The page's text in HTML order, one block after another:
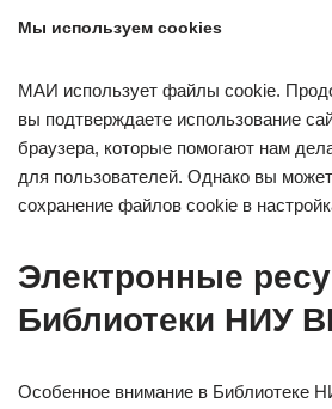
Мы используем cookies
МАИ использует файлы cookie.
вы подтверждаете использование
браузера, которые помогают нам
для пользователей. Однако вы
сохранение файлов cookie в
Электронные
Библиотеки НИУ
Особенное внимание в Библиотеке